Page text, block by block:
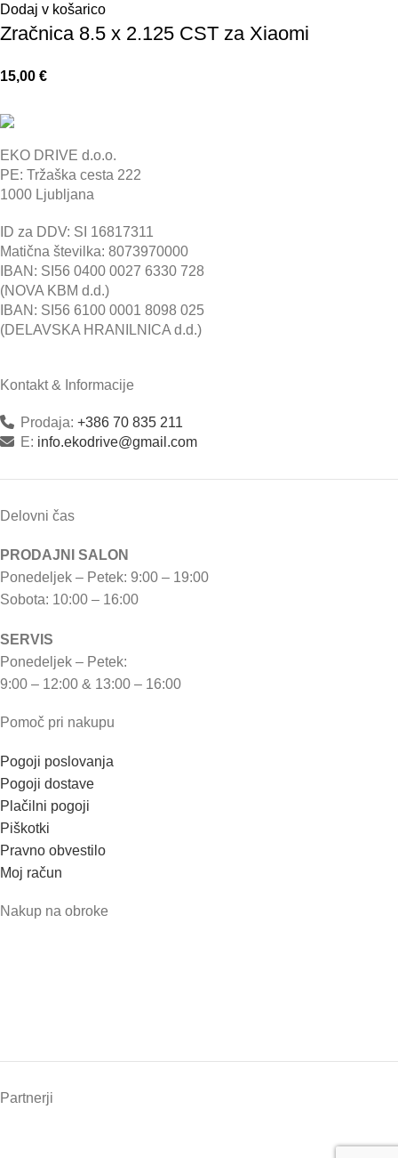
Dodaj v košarico
Zračnica 8.5 x 2.125 CST za Xiaomi
15,00 €
EKO DRIVE d.o.o.
PE: Tržaška cesta 222
1000 Ljubljana
ID za DDV: SI 16817311
Matična številka: 8073970000
IBAN: SI56 0400 0027 6330 728
(NOVA KBM d.d.)
IBAN: SI56 6100 0001 8098 025
(DELAVSKA HRANILNICA d.d.)
Kontakt & Informacije
Prodaja: +386 70 835 211
E: info.ekodrive@gmail.com
Delovni čas
PRODAJNI SALON
Ponedeljek – Petek: 9:00 – 19:00
Sobota: 10:00 – 16:00
SERVIS
Ponedeljek – Petek:
9:00 – 12:00 & 13:00 – 16:00
Pomoč pri nakupu
Pogoji poslovanja
Pogoji dostave
Plačilni pogoji
Piškotki
Pravno obvestilo
Moj račun
Nakup na obroke
Partnerji